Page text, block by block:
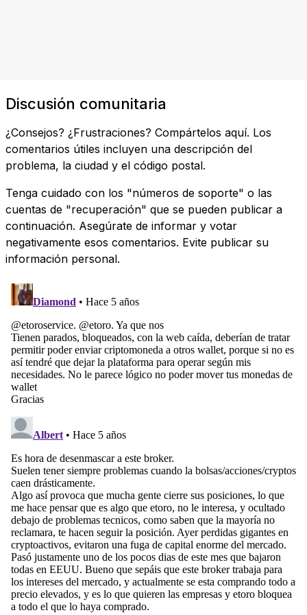
Discusión comunitaria
¿Consejos? ¿Frustraciones? Compártelos aquí. Los
comentarios útiles incluyen una descripción del
problema, la ciudad y el código postal.
Tenga cuidado con los "números de soporte" o las
cuentas de "recuperación" que se pueden publicar a
continuación. Asegúrate de informar y votar
negativamente esos comentarios. Evite publicar su
información personal.